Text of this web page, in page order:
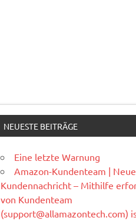
NEUESTE BEITRÄGE
Eine letzte Warnung
Amazon-Kundenteam | Neue
Kundennachricht – Mithilfe
von Kundenteam
(support@allamazontech.com)